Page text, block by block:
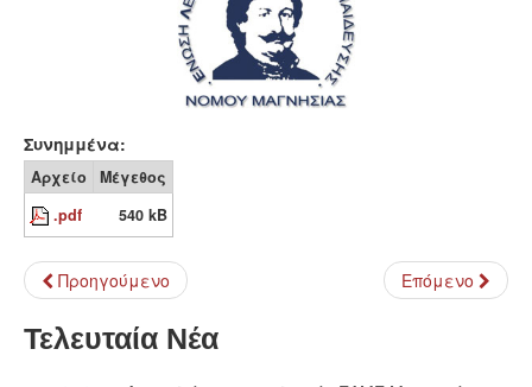
Συνημμένα:
Αρχείο
Μέγεθος
.pdf
540 kB
Προηγούμενο Επόμενο
Τελευταία Νέα